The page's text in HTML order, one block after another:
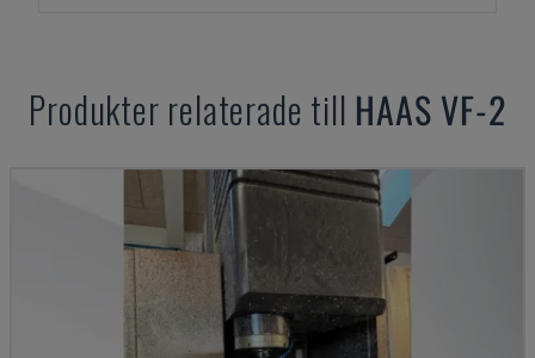
Produkter relaterade till HAAS VF-2